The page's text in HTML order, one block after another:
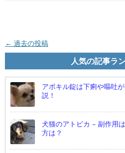
投稿ナビゲーション
← 過去の投稿
人気の記事ラ
アポキル錠は下痢や嘔吐
説！
犬猫のアトピカ – 副作用
方は？